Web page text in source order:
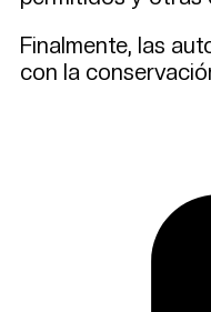
Finalmente, las
con la